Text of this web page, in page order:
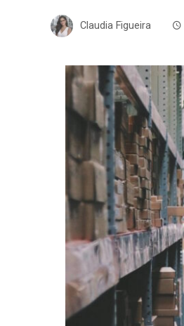
Claudia Figueira